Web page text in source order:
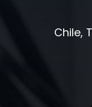
Chile,